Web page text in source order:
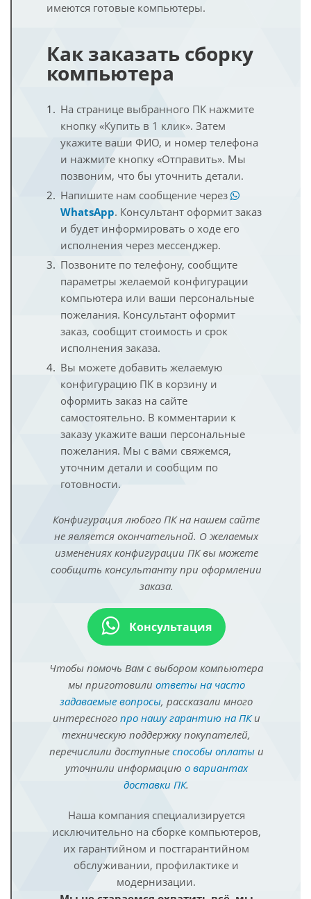
имеются готовые компьютеры.
Как заказать сборку
компьютера
На странице выбранного ПК нажмите
кнопку «Купить в 1 клик». Затем
укажите ваши ФИО, и номер телефона
и нажмите кнопку «Отправить». Мы
позвоним, что бы уточнить детали.
Напишите нам сообщение через
WhatsApp. Консультант оформит заказ
и будет информировать о ходе его
исполнения через мессенджер.
Позвоните по телефону, сообщите
параметры желаемой конфигурации
компьютера или ваши персональные
пожелания. Консультант оформит
заказ, сообщит стоимость и срок
исполнения заказа.
Вы можете добавить желаемую
конфигурацию ПК в корзину и
оформить заказ на сайте
самостоятельно. В комментарии к
заказу укажите ваши персональные
пожелания. Мы с вами свяжемся,
уточним детали и сообщим по
готовности.
Конфигурация любого ПК на нашем сайте
не является окончательной. О желаемых
изменениях конфигурации ПК вы можете
сообщить консультанту при оформлении
заказа.
Консультация
Чтобы помочь Вам с выбором компьютера
мы приготовили ответы на часто
задаваемые вопросы, рассказали много
интересного про нашу гарантию на ПКи
техническую поддержку покупателей,
перечислили доступные способы оплатыи
уточнили информацию о вариантах
доставки ПК.
Наша компания специализируется
исключительно на сборке компьютеров,
их гарантийном и постгарантийном
обслуживании, профилактике и
модернизации.